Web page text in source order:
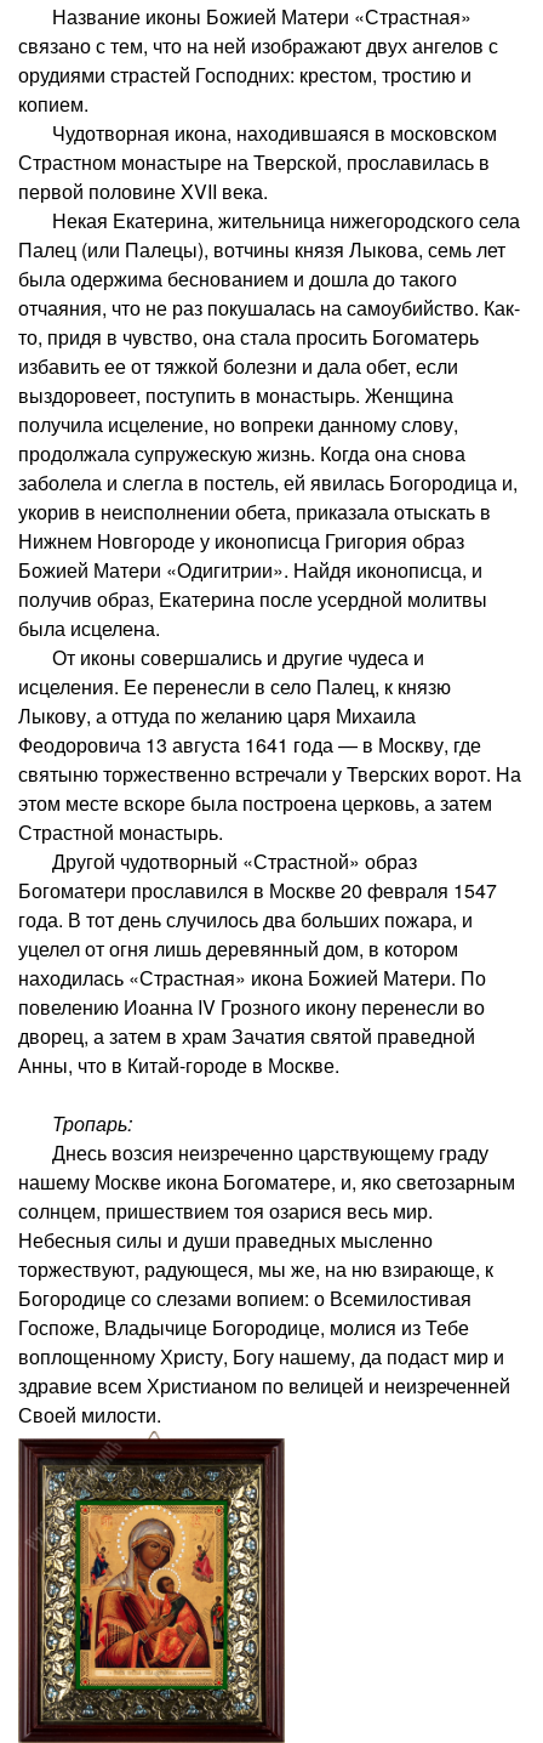
Название иконы Божией Матери «Страстная»
связано с тем, что на ней изображают двух ангелов с
орудиями страстей Господних: крестом, тростию и
копием.
Чудотворная икона, находившаяся в московском
Страстном монастыре на Тверской, прославилась в
первой половине XVII века.
Некая Екатерина, жительница нижегородского села
Палец (или Палецы), вотчины князя Лыкова, семь лет
была одержима беснованием и дошла до такого
отчаяния, что не раз покушалась на самоубийство. Как-
то, придя в чувство, она стала просить Богоматерь
избавить ее от тяжкой болезни и дала обет, если
выздоровеет, поступить в монастырь. Женщина
получила исцеление, но вопреки данному слову,
продолжала супружескую жизнь. Когда она снова
заболела и слегла в постель, ей явилась Богородица и,
укорив в неисполнении обета, приказала отыскать в
Нижнем Новгороде у иконописца Григория образ
Божией Матери «Одигитрии». Найдя иконописца, и
получив образ, Екатерина после усердной молитвы
была исцелена.
От иконы совершались и другие чудеса и
исцеления. Ее перенесли в село Палец, к князю
Лыкову, а оттуда по желанию царя Михаила
Феодоровича 13 августа 1641 года — в Москву, где
святыню торжественно встречали у Тверских ворот. На
этом месте вскоре была построена церковь, а затем
Страстной монастырь.
Другой чудотворный «Страстной» образ
Богоматери прославился в Москве 20 февраля 1547
года. В тот день случилось два больших пожара, и
уцелел от огня лишь деревянный дом, в котором
находилась «Страстная» икона Божией Матери. По
повелению Иоанна IV Грозного икону перенесли во
дворец, а затем в храм Зачатия святой праведной
Анны, что в Китай-городе в Москве.
Тропарь:
Днесь возсия неизреченно царствующему граду
нашему Москве икона Богоматере, и, яко светозарным
солнцем, пришествием тоя озарися весь мир.
Небесныя силы и души праведных мысленно
торжествуют, радующеся, мы же, на ню взирающе, к
Богородице со слезами вопием: о Всемилостивая
Госпоже, Владычице Богородице, молися из Тебе
воплощенному Христу, Богу нашему, да подаст мир и
здравие всем Христианом по велицей и неизреченней
Своей милости.